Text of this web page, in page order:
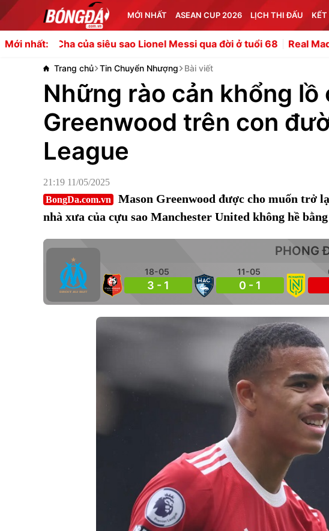
MỚI NHẤT ASEAN CUP 2026 LỊCH THI ĐẤU
Mới nhất:
của siêu sao Lionel Messi qua đời ở tuổi 68 Real Madrid ra điều
Trang chủ Tin Chuyển Nhượng Bài viết
Những rào cản khổng lồ
Greenwood trên con
League
21:19 11/05/2025
BongDa.com.vn
Mason Greenwood được cho muốn trở
nhà xưa của cựu sao Manchester United không hề
PHONG
18-05
3 - 1
11-05
0 - 1